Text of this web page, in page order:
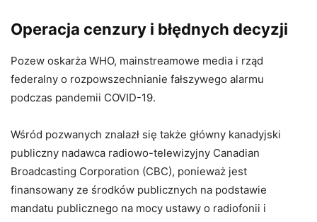
Operacja cenzury i błędnych decyzji
Pozew oskarża WHO, mainstreamowe media i rząd
federalny o rozpowszechnianie fałszywego alarmu
podczas pandemii COVID-19.
Wśród pozwanych znalazł się także główny kanadyjski
publiczny nadawca radiowo-telewizyjny Canadian
Broadcasting Corporation (CBC), ponieważ jest
finansowany ze środków publicznych na podstawie
mandatu publicznego na mocy ustawy o radiofonii i